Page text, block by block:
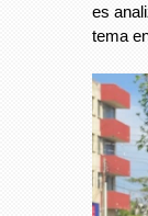
es
tema